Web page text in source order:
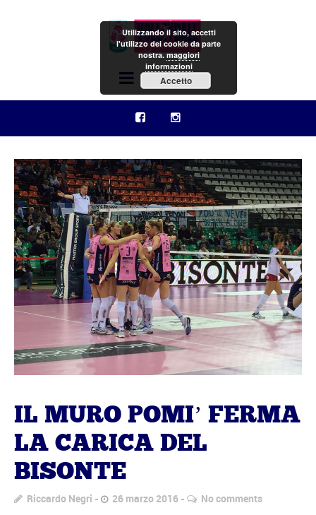
Menu
IL MURO POMI’ FERMA
LA CARICA DEL
BISONTE
Riccardo Negri 26 marzo 2016 No comments
Utilizzando il sito, accetti
l'utilizzo dei cookie da parte
nostra.maggiori
informazioni
Accetto